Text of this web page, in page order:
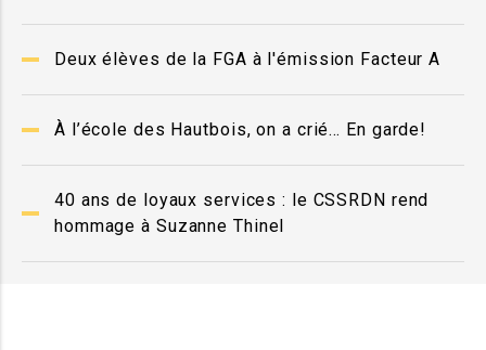
Deux élèves de la FGA à l'émission Facteur A
À l’école des Hautbois, on a crié… En garde!
40 ans de loyaux services : le CSSRDN rend
hommage à Suzanne Thinel